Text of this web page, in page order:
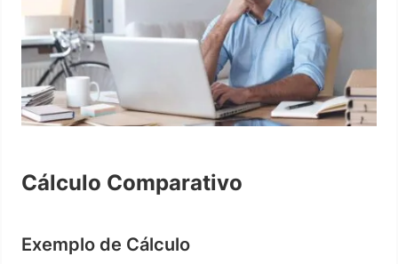
Cálculo Comparativo
Exemplo de Cálculo